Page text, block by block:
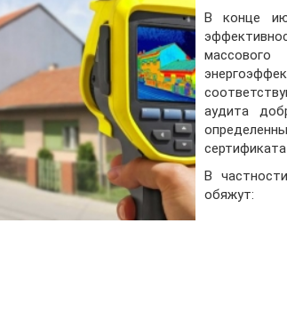
В конце
аудита
В
обяжут: